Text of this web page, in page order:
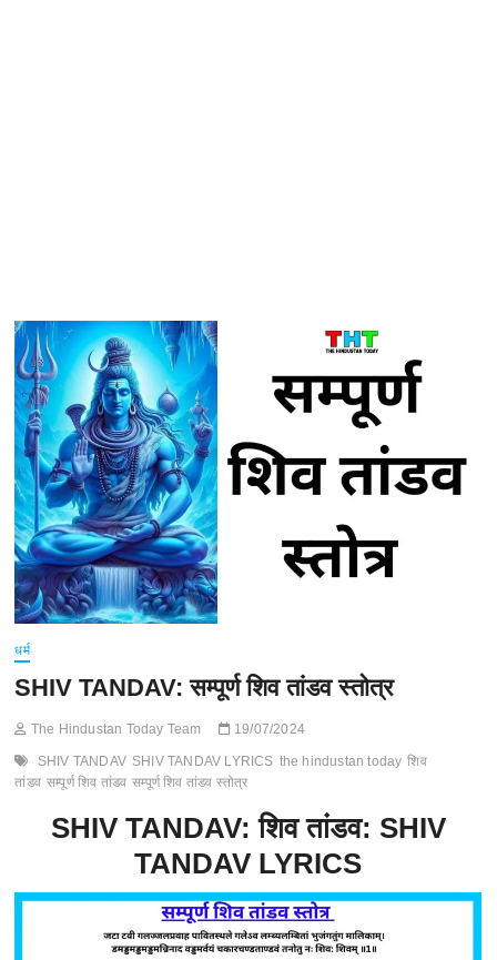
धर्म
SHIV TANDAV: सम्पूर्ण शिव तांडव स्तोत्र
The Hindustan Today Team 19/07/2024
SHIV TANDAV SHIV TANDAV LYRICS the hindustan today शिव
तांडव सम्पूर्ण शिव तांडव सम्पूर्ण शिव तांडव स्तोत्र
SHIV TANDAV: शिव तांडव: SHIV
TANDAV LYRICS